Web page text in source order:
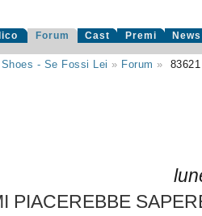
Forum Cast Premi News
Shoes - Se Fossi Lei » Forum »
PIACEREBBE